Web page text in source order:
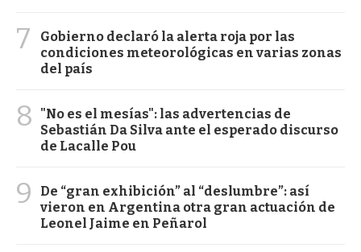
7
Gobierno declaró la alerta roja por las
condiciones meteorológicas en varias zonas
del país
8
"No es el mesías": las advertencias de
Sebastián Da Silva ante el esperado discurso
de Lacalle Pou
9
De “gran exhibición” al “deslumbre”: así
vieron en Argentina otra gran actuación de
Leonel Jaime en Peñarol